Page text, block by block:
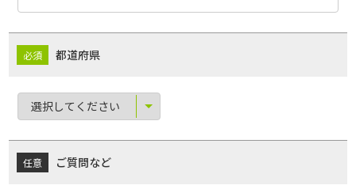
都道府県
ご質問など